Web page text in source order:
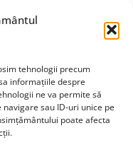
tehnologii precum
informațiile despre
ne va permite să
sau ID-uri unice pe
poate afecta
emigrației italiene
Lucca
417770